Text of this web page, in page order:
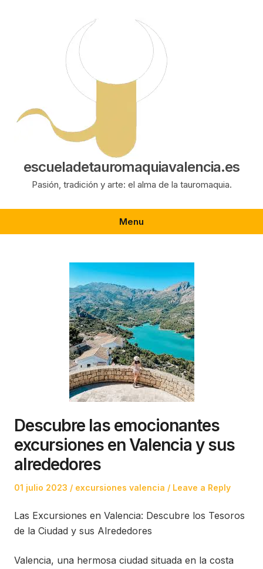
escueladetauromaquiavalencia.es
Pasión, tradición y arte: el alma de la tauromaquia.
Menu
Descubre las emocionantes
excursiones en Valencia y sus
alrededores
Posted
01 julio 2023
Posted
excursiones valencia Leave a Reply
Las Excursiones en Valencia: Descubre los Tesoros
de la Ciudad y sus Alrededores
Valencia, una hermosa ciudad situada en la costa